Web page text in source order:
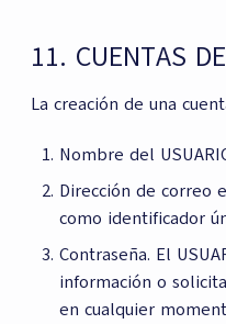
11. CUENTAS
La creación de una
Nombre del
Dirección de correo
como identificador
Contraseña. El
información o
en cualquier